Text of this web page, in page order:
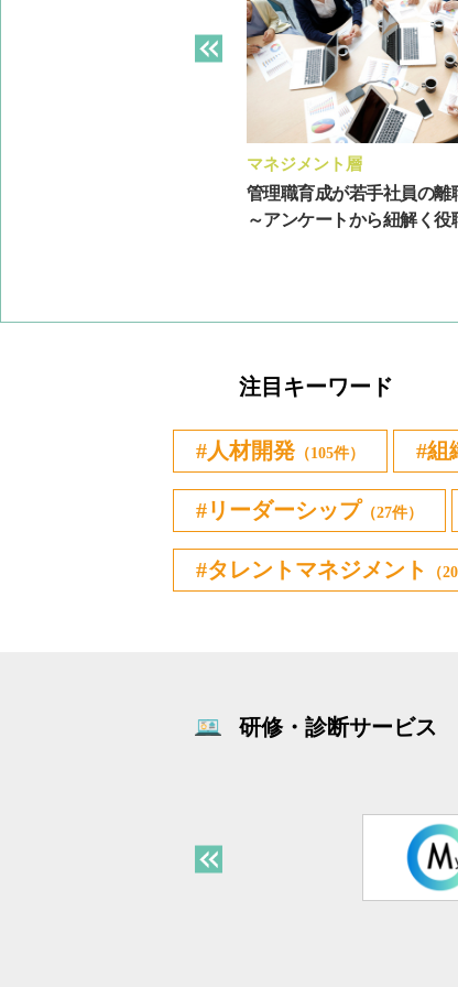
マネジメント層
管理職育成が若手社員の離
～アンケートから紐解く役
注目キーワード
人材開発（105件） 組
リーダーシップ （27件）
タレントマネジメント （
研修・診断サービス